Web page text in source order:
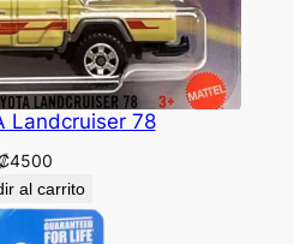
Landcruiser 78
4500
al carrito